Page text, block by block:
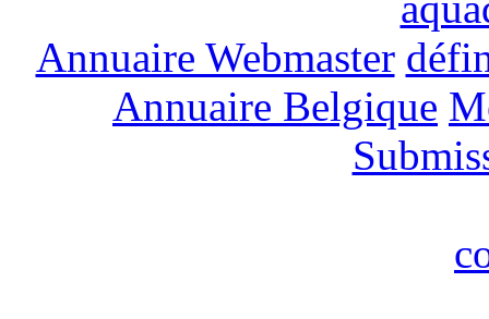
Annuaire Webmaster
Annuaire Belgique